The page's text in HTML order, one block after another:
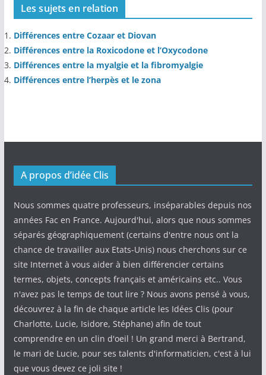
Les sujets en relation
Différences entre Cozaar et Diovan
Différences entre la Roxicodone et l’Oxycodone
Différences entre la myalgie et la fibromyalgie
Différences entre l’herpès et le zona
A propos d’idée Clis
Nous sommes quatre professeurs, inséparables depuis nos
années Fac en France. Aujourd'hui, alors que nous sommes
séparés géographiquement (certains d'entre nous ont la
chance de travailler aux Etats-Unis) nous cherchons sur ce
site Internet à vous aider à bien différencier certains
termes, objets, concepts français et américains etc.. Vous
n'avez pas le temps de tout lire ? Nous avons pensé à vous,
découvrez à la fin de chaque article les Idées Clis (pour
Charlotte, Lucie, Isidore, Stéphane) afin de tout
comprendre en un clin d'oeil ! Un grand merci à Bertrand,
le mari de Lucie, pour ses talents d'informaticien, c'est à lui
que vous devez ce joli site !